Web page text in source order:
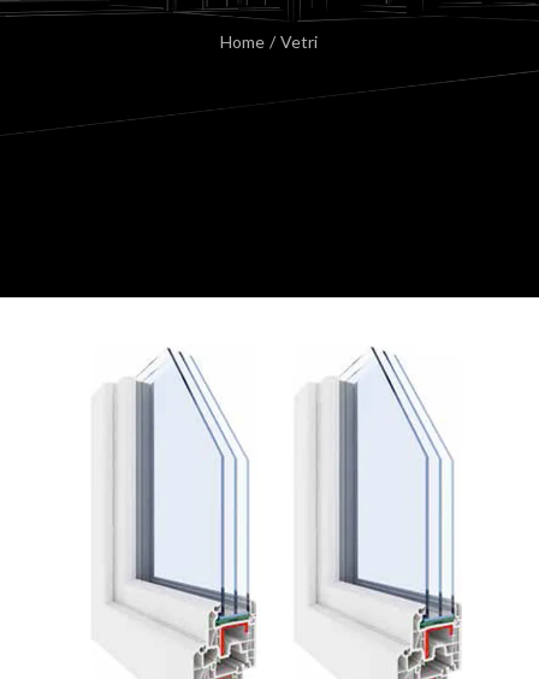
Home / Vetri